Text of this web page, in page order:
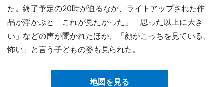
た。終了予定の20時が迫るなか、ライトアップされた作
品が浮かぶと「これが見たかった」「思った以上に大き
い」などの声が聞かれたほか、「顔がこっちを見ている、
怖い」と言う子どもの姿も見られた。
地図を見る